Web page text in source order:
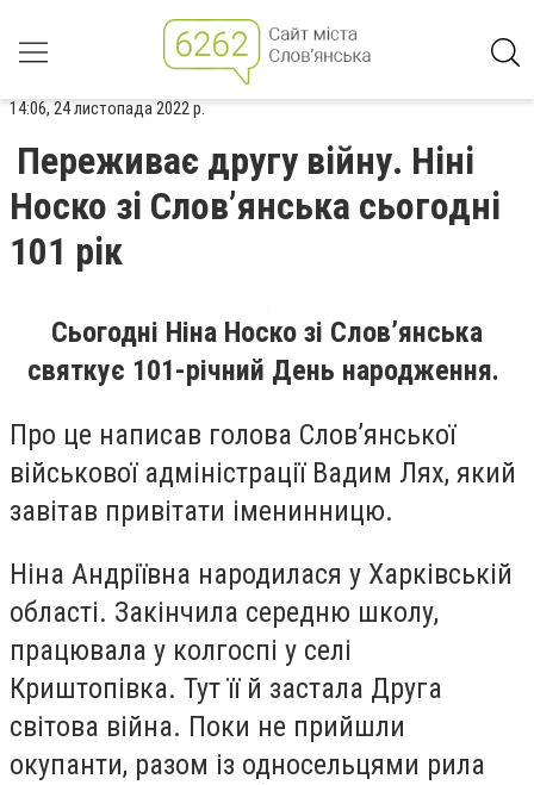
14:06, 24 листопада 2022 р.
Переживає другу війну. Ніні
Носко зі Слов’янська сьогодні
101 рік
Сьогодні Ніна Носко зі Слов’янська
святкує 101-річний День народження.
Про це написав голова Слов’янської
військової адміністрації Вадим Лях, який
завітав привітати іменинницю.
Ніна Андріївна народилася у Харківській
області. Закінчила середню школу,
працювала у колгоспі у селі
Криштопівка. Тут її й застала Друга
світова війна. Поки не прийшли
окупанти, разом із односельцями рила